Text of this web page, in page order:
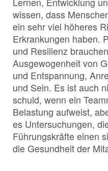
wissen, dass
ein sehr viel höheres
Erkrankungen haben.
und Resilienz
Ausgewogenheit von
und Entspannung,
und Sein. Es ist auch
schuld, wenn ein
Belastung aufweist,
es Untersuchungen,
Führungskräfte einen
die Gesundheit der